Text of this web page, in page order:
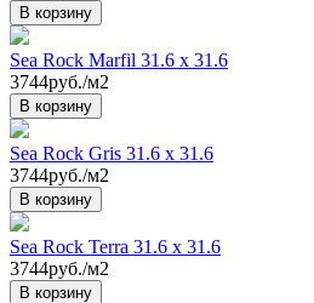
В корзину
Sea Rock Marfil 31.6 x 31.6
3744руб./м2
В корзину
Sea Rock Gris 31.6 x 31.6
3744руб./м2
В корзину
Sea Rock Terra 31.6 x 31.6
3744руб./м2
В корзину